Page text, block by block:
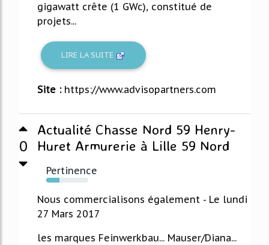
gigawatt crête (1 GWc), constitué de
projets...
LIRE LA SUITE
Site : https://www.advisopartners.com
0
Actualité Chasse Nord 59 Henry-
Huret Armurerie à Lille 59 Nord
Pertinence
31%
Nous commercialisons également - Le lundi
27 Mars 2017
les marques Feinwerkbau... Mauser/Diana...